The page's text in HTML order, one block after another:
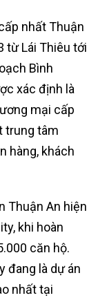
nhất Thuận
từ Lái Thiêu tới
Bình
xác định là
mại cấp
trung tâm
hàng, khách
Thuận An hiện
khi hoàn
căn hộ.
đang là dự án
nhất tại